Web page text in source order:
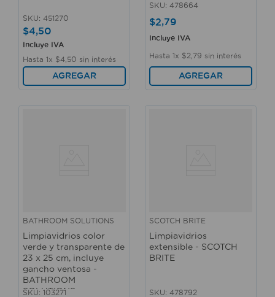
SKU: 451270
$4,50
Incluye IVA
Hasta 1x $4 50 sin interés
AGREGAR
SKU: 478664
$2,79
Incluye IVA
Hasta 1x $2 79 sin interés
AGREGAR
BATHROOM SOLUTIONS
Limpiavidrios color
verde y transparente de
23 x 25 cm, incluye
gancho ventosa -
BATHROOM
SOLUTIONS
SKU: 103271
SCOTCH BRITE
Limpiavidrios
extensible - SCOTCH
BRITE
SKU: 478792